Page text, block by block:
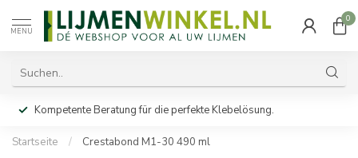
MENU
0
Kompetente Beratung für die perfekte Klebelösung.
Startseite / Crestabond M1-30 490 ml